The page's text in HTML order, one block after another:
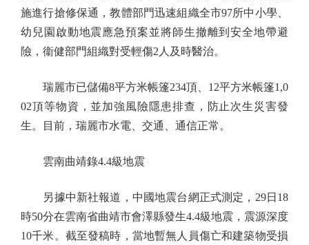
施進行搶修保通，教體部門迅速組織全市97所中小學、
幼兒園啟動地震應急預案並將師生撤離到安全地帶避
險，衞健部門組織對受輕傷2人及時醫治。
瑞麗市已儲備8平方米帳篷234頂、12平方米帳篷1,0
02頂等物資，並加強風險隱患排查，防止次生災害發
生。目前，瑞麗市水電、交通、通信正常。
雲南曲靖錄4.4級地震
另據中新社報道，中國地震台網正式測定，29日18
時50分在雲南省曲靖市會澤縣發生4.4級地震，震源深度
10千米。截至發稿時，當地暫無人員傷亡和建築物受損